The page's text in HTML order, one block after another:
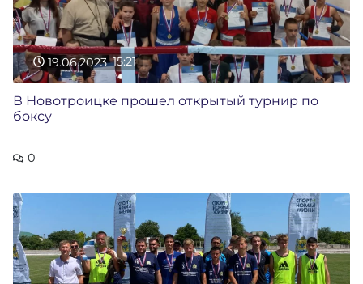
19.06.2023 15:21
В Новотроицке прошел открытый турнир по
боксу
0